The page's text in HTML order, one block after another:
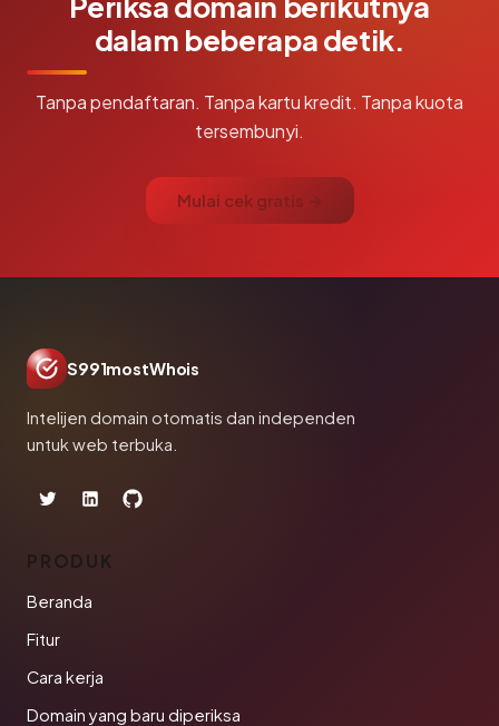
dalam beberapa detik.
Tanpa pendaftaran. Tanpa kartu kredit. Tanpa kuota
tersembunyi.
Mulai cek gratis →
S991mostWhois
Intelijen domain otomatis dan independen
untuk web terbuka.
PRODUK
Beranda
Fitur
Cara kerja
Domain yang baru diperiksa